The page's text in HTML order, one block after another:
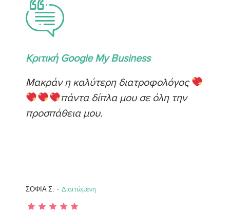
Κριτική Google My Business
Μακράν η καλύτερη διατροφολόγος
πάντα δίπλα μου σε όλη την
προσπάθεια μου.
ΣΟΦΙΑ Σ. - Διαιτώμενη